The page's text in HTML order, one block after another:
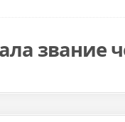
звание